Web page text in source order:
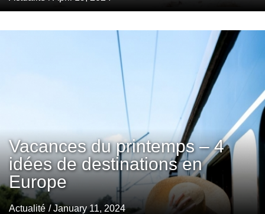
Vacances du printemps – 4
idées de destinations en
Europe
Actualité / January 11, 2024